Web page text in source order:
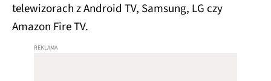
telewizorach z Android TV, Samsung, LG czy
Amazon Fire TV.